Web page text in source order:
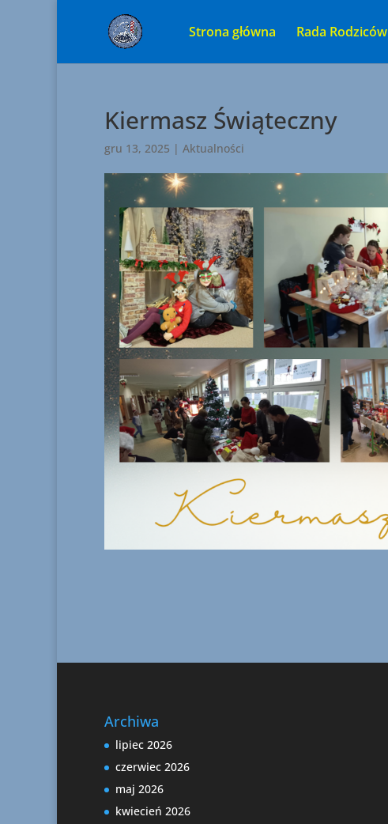
Strona główna Rada Rodziców
Kiermasz Świąteczny
gru 13, 2025 | Aktualności
Archiwa
lipiec 2026
czerwiec 2026
maj 2026
kwiecień 2026